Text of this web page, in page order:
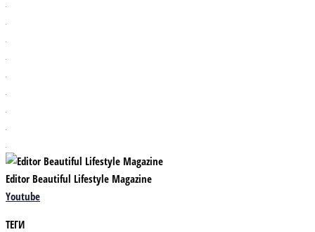
Editor Beautiful Lifestyle Magazine
Youtube
ТЕГИ